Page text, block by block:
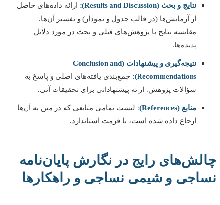
نتایج و بحث (Results and Discussion):
ارائه داده‌های حاصل
از آزمایش‌ها (در قالب جدول و نمودار) و تفسیر آن‌ها.
مقایسه نتایج با پژوهش‌های قبلی و بحث در مورد دلایل
پدیده‌ها.
نتیجه‌گیری و پیشنهادات (Conclusion and
Recommendations):
جمع‌بندی یافته‌های اصلی و پاسخ به
سؤالات پژوهش. ارائه پیشنهاداتی برای تحقیقات آتی.
منابع (References):
لیست تمامی منابعی که در متن به آن‌ها
ارجاع داده شده است، با فرمت استاندارد.
رایج در نگارش پایان‌نامه
و شیمی نساجی و راهکارها